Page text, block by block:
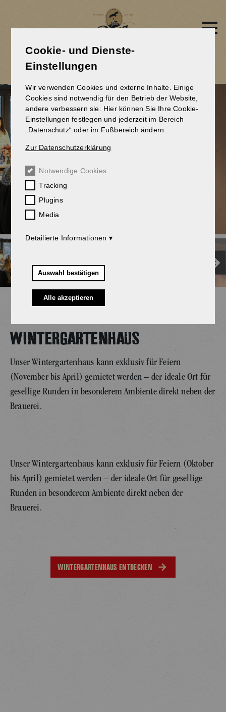
Cookie- und Dienste-
Einstellungen
Wir verwenden Cookies und externe Inhalte. Einige
Cookies sind notwendig für den Betrieb der Website,
andere verbessern sie. Hier können Sie Ihre Cookie-
Einstellungen festlegen und jederzeit im Bereich
„Datenschutz“ oder im Fußbereich ändern.
Zur Datenschutzerklärung
Notwendige Cookies
Tracking
Plugins
Media
Detailierte Informationen
Auswahl bestätigen
Alle akzeptieren
WINTERGARTENHAUS
WINTERGARTENHAUS
Unser Wintergartenhaus kann exklusiv für Feiern
(November bis April) gemietet werden – der ideale Ort für
gesellige Runden in besonderem Ambiente direkt neben der
Brauerei.
Unser Wintergartenhaus kann exklusiv für Feiern (Oktober
bis April) gemietet werden – der ideale Ort für gesellige
Runden in besonderem Ambiente direkt neben der
Brauerei.
WINTERGARTENHAUS ENTDECKEN